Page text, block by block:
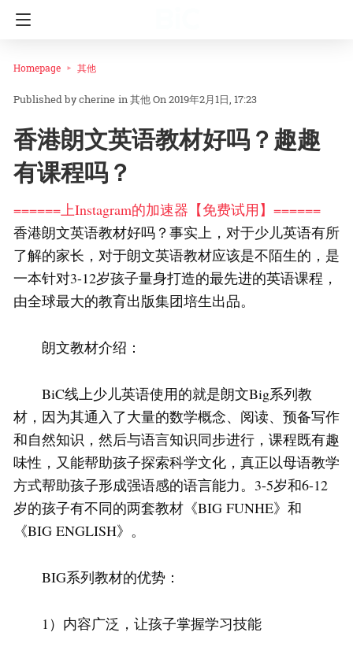
Homepage 其他
cherine in其他On 2019年2月1日, 17:23
香港朗文英语教材好吗？趣趣
有课程吗？
======上Instagram的加速器【免费试用】======
香港朗文英语教材好吗？事实上，对于少儿英语有所
了解的家长，对于朗文英语教材应该是不陌生的，是
一本针对3-12岁孩子量身打造的最先进的英语课程，
由全球最大的教育出版集团培生出品。
朗文教材介绍：
BiC线上少儿英语使用的就是朗文Big系列教
材，因为其通入了大量的数学概念、阅读、预备写作
和自然知识，然后与语言知识同步进行，课程既有趣
味性，又能帮助孩子探索科学文化，真正以母语教学
方式帮助孩子形成强语感的语言能力。3-5岁和6-12
岁的孩子有不同的两套教材《BIG FUNHE》和
《BIG ENGLISH》。
BIG系列教材的优势：
1）内容广泛，让孩子掌握学习技能